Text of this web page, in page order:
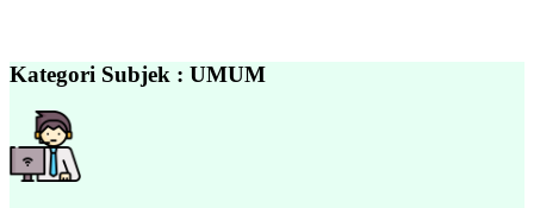
Kategori Subjek : UMUM